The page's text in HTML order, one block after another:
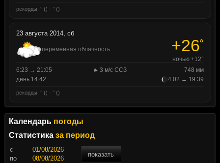
рекорды: ° () · ° ()
23 августа 2014, сб
переменная облачность +26°
ночью +12°
6:23 → 21:05
3 м/с ССЗ
748 мм
день 14:42
4:02 → 19:39
рекорды: ° () · ° ()
Календарь погоды
Статистика за период
c
показать
по